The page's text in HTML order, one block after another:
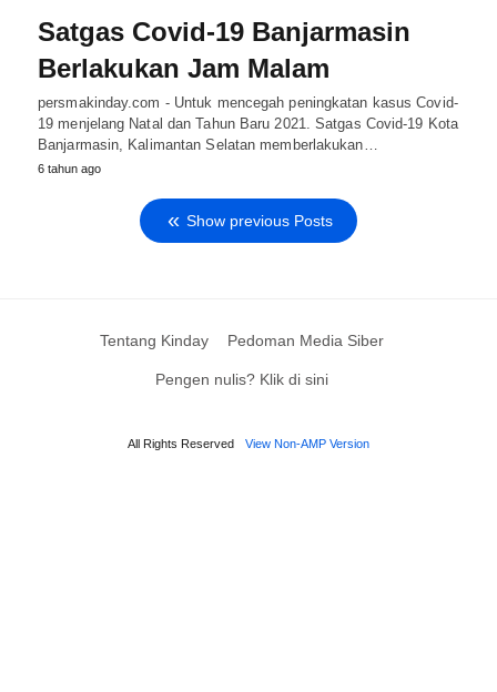
Satgas Covid-19 Banjarmasin
Berlakukan Jam Malam
persmakinday.com - Untuk mencegah peningkatan kasus Covid-
19 menjelang Natal dan Tahun Baru 2021. Satgas Covid-19 Kota
Banjarmasin, Kalimantan Selatan memberlakukan…
6 tahun ago
Show previous Posts
Tentang Kinday Pedoman Media Siber
Pengen nulis? Klik di sini
All Rights Reserved View Non-AMP Version